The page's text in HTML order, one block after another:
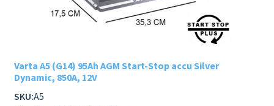
Varta A5 (G14) 95Ah AGM Start-Stop accu Silver
Dynamic, 850A, 12V
SKU:A5